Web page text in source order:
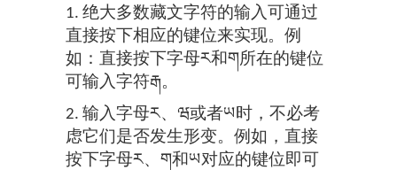
1. 绝大多数藏文字符的输入可通过
直接按下相应的键位来实现。例
如：直接按下字母ར和ག所在的键位
可输入字符རྒ。
2. 输入字母ར、ཝ或者ཡ时，不必考
虑它们是否发生形变。例如，直接
按下字母ར、ག和ཡ对应的键位即可